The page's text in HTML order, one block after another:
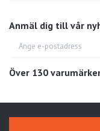
Anmäl dig till vår
Över 130